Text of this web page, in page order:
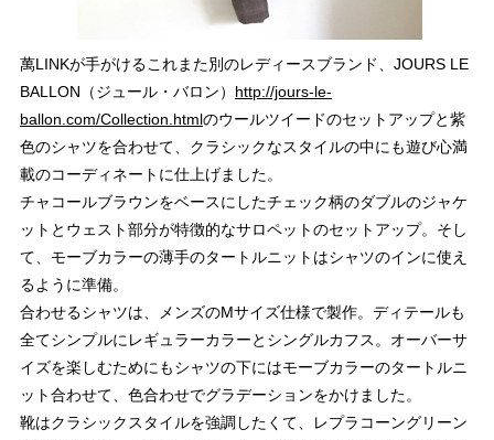
萬LINKが手がけるこれまた別のレディースブランド、JOURS LE
BALLON（ジュール・バロン） http://jours-le-
ballon.com/Collection.htmlのウールツイードのセットアップと紫
色のシャツを合わせて、クラシックなスタイルの中にも遊び心満
載のコーディネートに仕上げました。
チャコールブラウンをベースにしたチェック柄のダブルのジャケ
ットとウェスト部分が特徴的なサロペットのセットアップ。そし
て、モーブカラーの薄手のタートルニットはシャツのインに使え
るように準備。
合わせるシャツは、メンズのMサイズ仕様で製作。ディテールも
全てシンプルにレギュラーカラーとシングルカフス。オーバーサ
イズを楽しむためにもシャツの下にはモーブカラーのタートルニ
ット合わせて、色合わせでグラデーションをかけました。
靴はクラシックスタイルを強調したくて、レプラコーングリーン